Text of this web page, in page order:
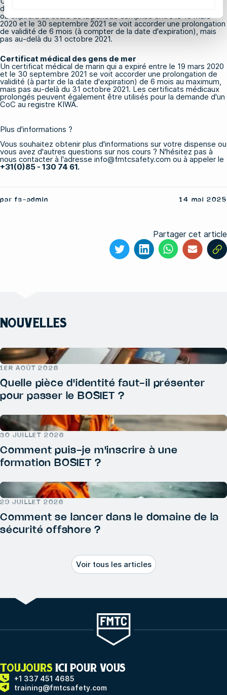
des règles STCW VI/1, VI/2, VI/3, VI/4, VI/5 ou VI/6 qui a expiré
ou expirera au cours de la période comprise entre le 19 mars
2020 et le 30 septembre 2021 se voit accorder une prolongation
de validité de 6 mois (à compter de la date d'expiration), mais
pas au-delà du 31 octobre 2021.
Certificat médical des gens de mer
Un certificat médical de marin qui a expiré entre le 19 mars 2020
et le 30 septembre 2021 se voit accorder une prolongation de
validité (à partir de la date d'expiration) de 6 mois au maximum,
mais pas au-delà du 31 octobre 2021. Les certificats médicaux
prolongés peuvent également être utilisés pour la demande d'un
CoC au registre KIWA.
Plus d'informations ?
Vous souhaitez obtenir plus d'informations sur votre dispense ou
vous avez d'autres questions sur nos cours ? N'hésitez pas à
nous contacter à l'adresse info@fmtcsafety.com ou à appeler le
+31(0)85 - 130 74 61.
par fs-admin 14 mai 2025
Partager cet article
NOUVELLES
1ER AOÛT 2026
Quelle pièce d'identité faut-il présenter
pour passer le BOSIET ?
30 JUILLET 2026
Comment puis-je m'inscrire à une
formation BOSIET ?
29 JUILLET 2026
Comment se lancer dans le domaine de la
sécurité offshore ?
Voir tous les articles
TOUJOURS ICI POUR VOUS
+1 337 451 4685
training@fmtcsafety.com